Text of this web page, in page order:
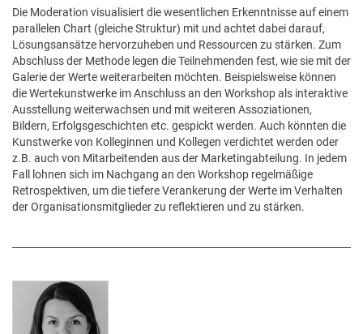
Die Moderation visualisiert die wesentlichen Erkenntnisse auf einem
parallelen Chart (gleiche Struktur) mit und achtet dabei darauf,
Lösungsansätze hervorzuheben und Ressourcen zu stärken. Zum
Abschluss der Methode legen die Teilnehmenden fest, wie sie mit der
Galerie der Werte weiterarbeiten möchten. Beispielsweise können
die Wertekunstwerke im Anschluss an den Workshop als interaktive
Ausstellung weiterwachsen und mit weiteren Assoziationen,
Bildern, Erfolgsgeschichten etc. gespickt werden. Auch könnten die
Kunstwerke von Kolleginnen und Kollegen verdichtet werden oder
z.B. auch von Mitarbeitenden aus der Marketingabteilung. In jedem
Fall lohnen sich im Nachgang an den Workshop regelmäßige
Retrospektiven, um die tiefere Verankerung der Werte im Verhalten
der Organisationsmitglieder zu reflektieren und zu stärken.